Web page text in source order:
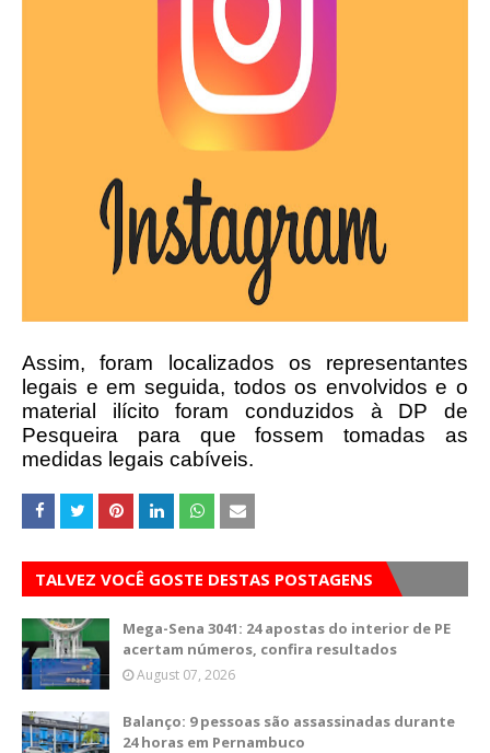
Assim, foram localizados os representantes
legais e em seguida, todos os envolvidos e o
material ilícito foram conduzidos à DP de
Pesqueira para que fossem tomadas as
medidas legais cabíveis.
TALVEZ VOCÊ GOSTE DESTAS POSTAGENS
Mega-Sena 3041: 24 apostas do interior de PE
acertam números, confira resultados
August 07, 2026
Balanço: 9 pessoas são assassinadas durante
24 horas em Pernambuco